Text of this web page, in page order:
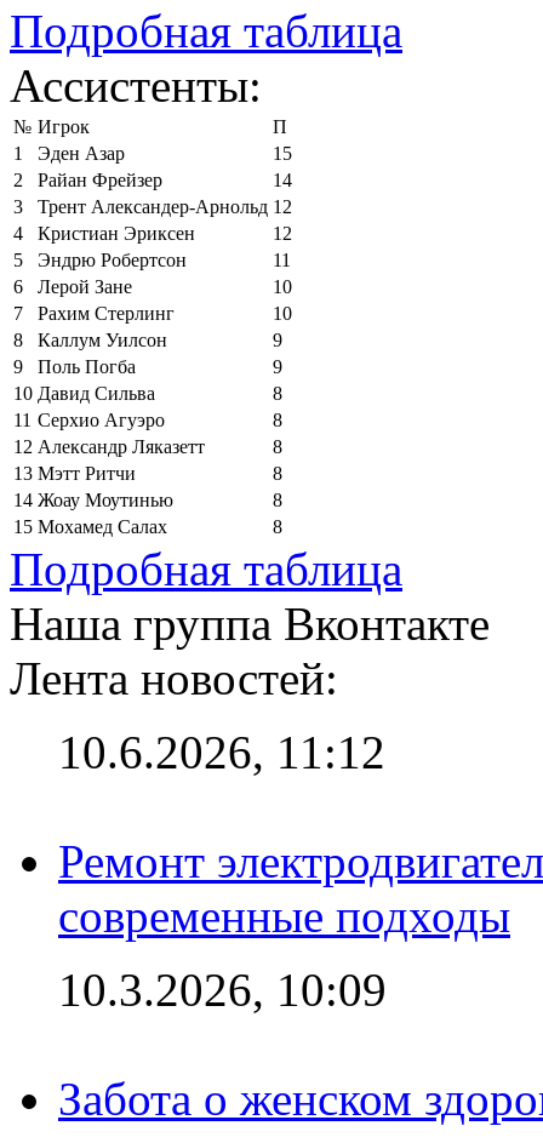
Подробная таблица
Ассистенты:
№ Игрок
П
1
Эден Азар
15
2
Райан Фрейзер
14
3
Трент Александер-Арнольд 12
4
Кристиан Эриксен
12
5
Эндрю Робертсон
11
6
Лерой Зане
10
7
Рахим Стерлинг
10
8
Каллум Уилсон
9
9
Поль Погба
9
10 Давид Сильва
8
11 Серхио Агуэро
8
12 Александр Ляказетт
8
13 Мэтт Ритчи
8
14 Жоау Моутинью
8
15 Мохамед Салах 8
Подробная таблица
Наша группа Вконтакте
Лента новостей:
10.6.2026, 11:12
Ремонт
современные подходы
10.3.2026, 10:09
Забота о женском